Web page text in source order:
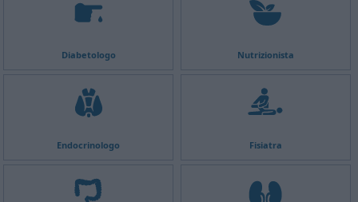
Diabetologo Nutrizionista
Endocrinologo Fisiatra